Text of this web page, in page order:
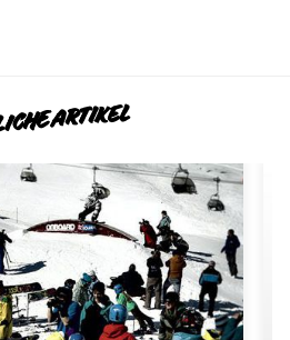
ARTIKEL